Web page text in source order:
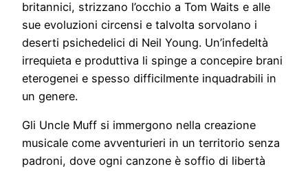
britannici, strizzano l’occhio a Tom Waits e alle
sue evoluzioni circensi e talvolta sorvolano i
deserti psichedelici di Neil Young. Un’infedeltà
irrequieta e produttiva li spinge a concepire brani
eterogenei e spesso difficilmente inquadrabili in
un genere.
Gli Uncle Muff si immergono nella creazione
musicale come avventurieri in un territorio senza
padroni, dove ogni canzone è soffio di libertà